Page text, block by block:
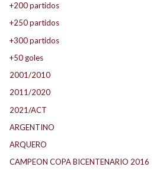
+200 partidos
+250 partidos
+300 partidos
+50 goles
2001/2010
2011/2020
2021/ACT
ARGENTINO
ARQUERO
CAMPEON COPA BICENTENARIO 2016